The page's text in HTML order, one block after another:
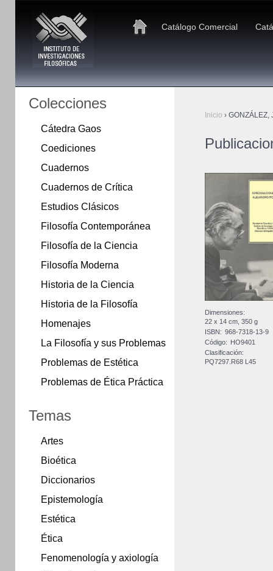
Catálogo Comercial
Inicio › GONZÁLEZ,
Dimensiones:
22 x 14 cm, 350 g
ISBN: 968-7318-13-9
Código: HO9401
Clasificación:
PQ7297.R68 L45
Colecciones
Cátedra Gaos
Coediciones
Cuadernos
Cuadernos de Crítica
Estudios Clásicos
Filosofía Contemporánea
Filosofía de la Ciencia
Filosofía Moderna
Historia de la Ciencia
Historia de la Filosofía
Homenajes
La Filosofía y sus Problemas
Problemas de Estética
Problemas de Ética Práctica
Temas
Artes
Bioética
Diccionarios
Epistemología
Estética
Ética
Fenomenología y axiología